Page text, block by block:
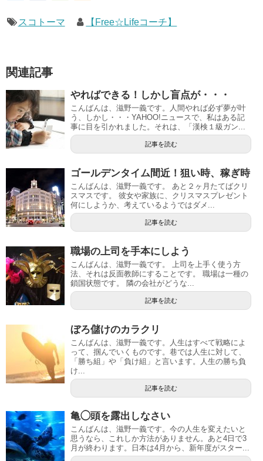
スコトーマ 【Free☆Lifeコーチ】
関連記事
やればできる！しかし盲点が・・・
こんばんは、滋野一義です。人間やれば必ず夢が叶
う、しかし・・・YAHOO!ニュースで、私はある記
事に目を引かれました。それは、「漢検１級ガン...
記事を読む
ゴールデンタイム間近！狙い時、稼ぎ時
こんばんは、滋野一義です。 あと２ヶ月たてばクリ
スマスです。 彼女や家族に、クリスマスプレゼント
何にしようか、考えているようではダメ...
記事を読む
職場の上司を手本にしよう
こんばんは、滋野一義です。 上司を上手く使う方
法、それは反面教師にすることです。 職場は一種の
鎖国状態です。 隣の会社がどうな...
記事を読む
ぼろ儲けのカラクリ
こんばんは、滋野一義です。人生はすべて戦略によ
って、掴んでいくものです。巷では人生に対して、
「勝ち組」や「負け組」と言います。人生の勝ち負
け...
記事を読む
亀◯頭を露出しなさい
こんばんは、滋野一義です。今の人生を変えたいと
思うなら、これしか方法がありません。あと4日で3
月が終わります。日本は4月から、新年度がスター...